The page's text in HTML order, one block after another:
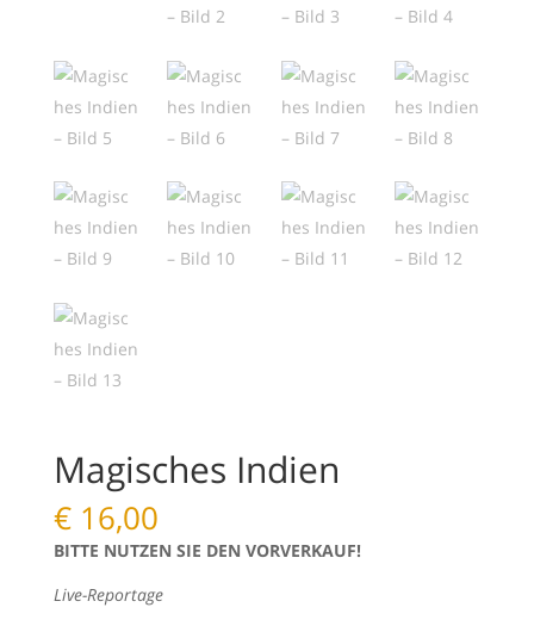
Magisches Indien
€16,00
BITTE NUTZEN SIE DEN VORVERKAUF!
Live-Reportage